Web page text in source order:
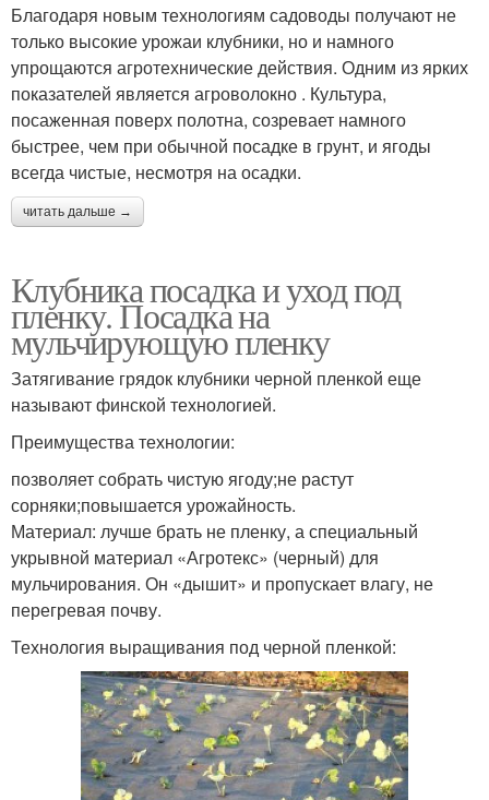
Благодаря новым технологиям садоводы получают не
только высокие урожаи клубники, но и намного
упрощаются агротехнические действия. Одним из ярких
показателей является агроволокно . Культура,
посаженная поверх полотна, созревает намного
быстрее, чем при обычной посадке в грунт, и ягоды
всегда чистые, несмотря на осадки.
читать дальше →
Клубника посадка и уход под
пленку. Посадка на
мульчирующую пленку
Затягивание грядок клубники черной пленкой еще
называют финской технологией.
Преимущества технологии:
позволяет собрать чистую ягоду;не растут
сорняки;повышается урожайность.
Материал: лучше брать не пленку, а специальный
укрывной материал «Агротекс» (черный) для
мульчирования. Он «дышит» и пропускает влагу, не
перегревая почву.
Технология выращивания под черной пленкой: